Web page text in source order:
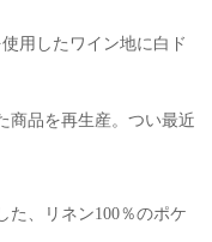
用したワイン地に白ド
商品を再生産。つい最近
た、リネン100％のポケ